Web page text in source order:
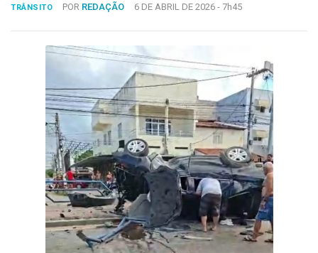
FALE
Copyright
Desenvolvido
Tecnologia
Sistemas
TRÂNSITO POR REDAÇÃO 6 DE ABRIL DE 2026 - 7h45